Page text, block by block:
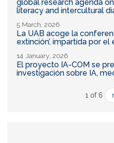
global research agenda
literacy and intercultural
5 March, 2026
La UAB acoge la
extinción’, impartida por
14 January, 2026
El proyecto IA-COM se
investigación sobre IA,
1 of 6